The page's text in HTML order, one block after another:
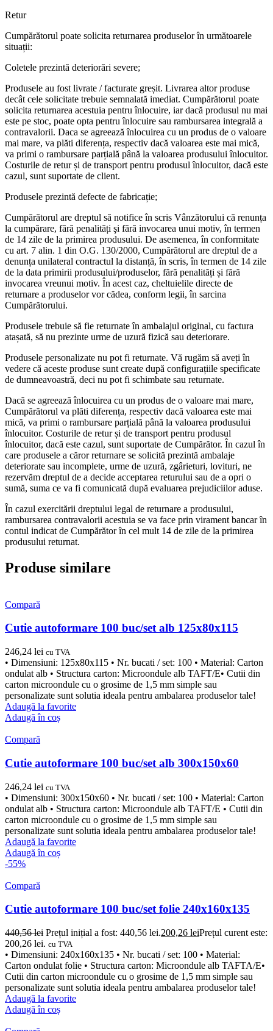
Retur
Cumpărătorul poate solicita returnarea produselor în următoarele
situații:
Coletele prezintă deteriorări severe;
Produsele au fost livrate / facturate greșit. Livrarea altor produse
decât cele solicitate trebuie semnalată imediat. Cumpărătorul poate
solicita returnarea acestuia pentru înlocuire, iar dacă produsul nu mai
este pe stoc, poate opta pentru înlocuire sau rambursarea integrală a
contravalorii. Daca se agreează înlocuirea cu un produs de o valoare
mai mare, va plăti diferența, respectiv dacă valoarea este mai mică,
va primi o rambursare parțială până la valoarea produsului înlocuitor.
Costurile de retur și de transport pentru produsul înlocuitor, dacă este
cazul, sunt suportate de client.
Produsele prezintă defecte de fabricație;
Cumpărătorul are dreptul să notifice în scris Vânzătorului că renunța
la cumpărare, fără penalități şi fără invocarea unui motiv, în termen
de 14 zile de la primirea produsului. De asemenea, în conformitate
cu art. 7 alin. 1 din O.G. 130/2000, Cumpărătorul are dreptul de a
denunța unilateral contractul la distanță, în scris, în termen de 14 zile
de la data primirii produsului/produselor, fără penalități și fără
invocarea vreunui motiv. În acest caz, cheltuielile directe de
returnare a produselor vor cădea, conform legii, în sarcina
Cumpărătorului.
Produsele trebuie să fie returnate în ambalajul original, cu factura
atașată, să nu prezinte urme de uzură fizică sau deteriorare.
Produsele personalizate nu pot fi returnate. Vă rugăm să aveți în
vedere că aceste produse sunt create după configurațiile specificate
de dumneavoastră, deci nu pot fi schimbate sau returnate.
Dacă se agreează înlocuirea cu un produs de o valoare mai mare,
Cumpărătorul va plăti diferența, respectiv dacă valoarea este mai
mică, va primi o rambursare parțială până la valoarea produsului
înlocuitor. Costurile de retur și de transport pentru produsul
înlocuitor, dacă este cazul, sunt suportate de Cumpărător. În cazul în
care produsele a căror returnare se solicită prezintă ambalaje
deteriorate sau incomplete, urme de uzură, zgârieturi, lovituri, ne
rezervăm dreptul de a decide acceptarea returului sau de a opri o
sumă, suma ce va fi comunicată după evaluarea prejudiciilor aduse.
În cazul exercitării dreptului legal de returnare a produsului,
rambursarea contravalorii acestuia se va face prin virament bancar în
contul indicat de Cumpărător în cel mult 14 de zile de la primirea
produsului returnat.
Produse similare
Compară
Cutie autoformare 100 buc/set alb 125x80x115
246,24 lei cu TVA
• Dimensiuni: 125x80x115 • Nr. bucati / set: 100 • Material: Carton
ondulat alb • Structura carton: Microondule alb TAFT/E• Cutii din
carton microondule cu o grosime de 1,5 mm simple sau
personalizate sunt solutia ideala pentru ambalarea produselor tale!
Adaugă la favorite
Adaugă în coș
Compară
Cutie autoformare 100 buc/set alb 300x150x60
246,24 lei cu TVA
• Dimensiuni: 300x150x60 • Nr. bucati / set: 100 • Material: Carton
ondulat alb • Structura carton: Microondule alb TAFT/E • Cutii din
carton microondule cu o grosime de 1,5 mm simple sau
personalizate sunt solutia ideala pentru ambalarea produselor tale!
Adaugă la favorite
Adaugă în coș
-55%
Compară
Cutie autoformare 100 buc/set folie 240x160x135
440,56lei Prețul inițial a fost: 440,56 lei.200,26 leiPrețul curent este:
200,26 lei. cu TVA
• Dimensiuni: 240x160x135 • Nr. bucati / set: 100 • Material:
Carton ondulat folie • Structura carton: Microondule alb TAFTA/E•
Cutii din carton microondule cu o grosime de 1,5 mm simple sau
personalizate sunt solutia ideala pentru ambalarea produselor tale!
Adaugă la favorite
Adaugă în coș